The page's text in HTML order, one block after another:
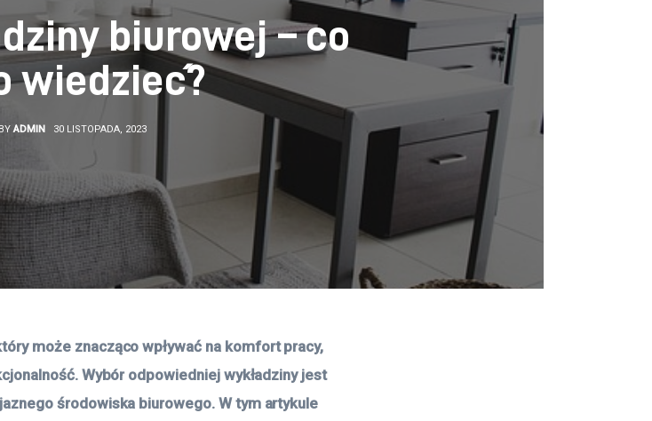
biurowej – co
wiedzieć?
BY ADMIN 30 LISTOPADA, 2023
może znacząco wpływać na komfort pracy,
Wybór odpowiedniej wykładziny jest
środowiska biurowego. W tym artykule